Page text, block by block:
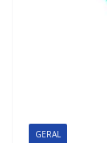
GERAL